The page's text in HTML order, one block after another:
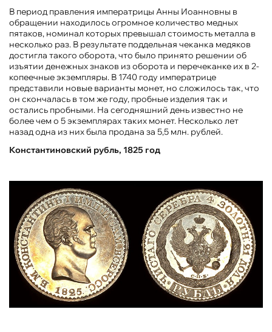
В период правления императрицы Анны Иоанновны в
обращении находилось огромное количество медных
пятаков, номинал которых превышал стоимость металла в
несколько раз. В результате поддельная чеканка медяков
достигла такого оборота, что было принято решении об
изъятии денежных знаков из оборота и перечеканке их в 2-
копеечные экземпляры. В 1740 году императрице
представили новые варианты монет, но сложилось так, что
он скончалась в том же году, пробные изделия так и
остались пробными. На сегодняшний день известно не
более чем о 5 экземплярах таких монет. Несколько лет
назад одна из них была продана за 5,5 млн. рублей.
Константиновский рубль, 1825 год